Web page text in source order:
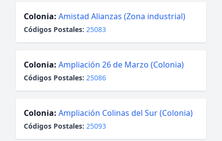
Colonia: Amistad Alianzas (Zona industrial)
Códigos Postales: 25083
Colonia: Ampliación 26 de Marzo (Colonia)
Códigos Postales: 25086
Colonia: Ampliación Colinas del Sur (Colonia)
Códigos Postales: 25093